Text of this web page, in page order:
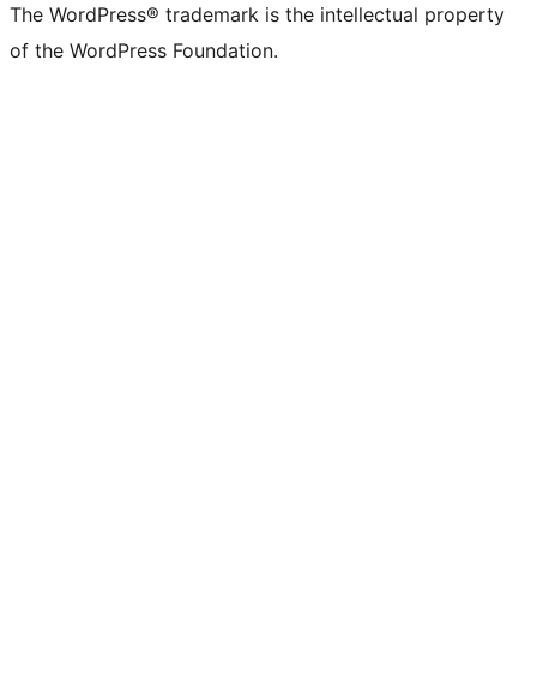
The WordPress® trademark is the intellectual property
of the WordPress Foundation.